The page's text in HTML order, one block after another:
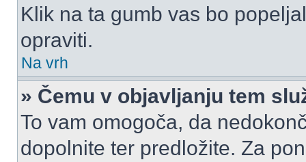
Klik na ta gumb vas bo
opraviti.
Na vrh
» Čemu v objavljanju tem
To vam omogoča, da
dopolnite ter predložite. Za